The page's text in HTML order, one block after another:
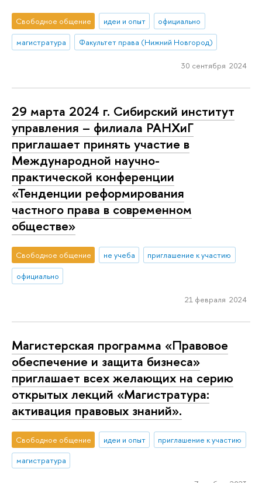
Свободное общение идеи и опыт
официально
магистратура
Факультет права (Нижний Новгород)
30 сентября 2024
29 марта 2024 г. Сибирский институт
управления – филиала РАНХиГ
приглашает принять участие в
Международной научно-
практической конференции
«Тенденции реформирования
частного права в современном
обществе»
Свободное общение не учеба
приглашение к участию
официально
21 февраля 2024
Магистерская программа «Правовое
обеспечение и защита бизнеса»
приглашает всех желающих на серию
открытых лекций «Магистратура:
активация правовых знаний».
Свободное общение идеи и опыт
приглашение к участию
магистратура